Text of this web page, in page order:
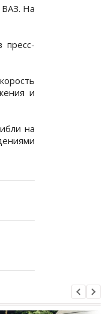
ВАЗ. На
пресс-
и
на